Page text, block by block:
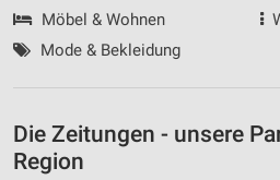
Möbel & Wohnen
Mode & Bekleidung
Die Zeitungen - unsere
Region